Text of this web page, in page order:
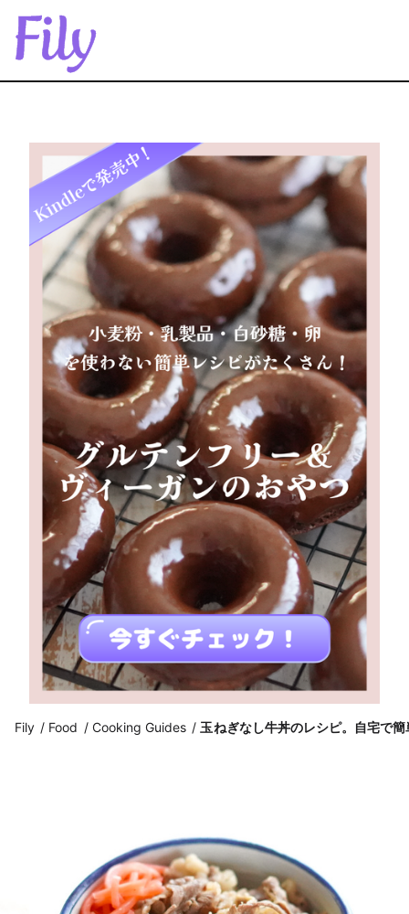
Fily Food Cooking Guides 玉ねぎなし牛丼のレシピ。自宅で